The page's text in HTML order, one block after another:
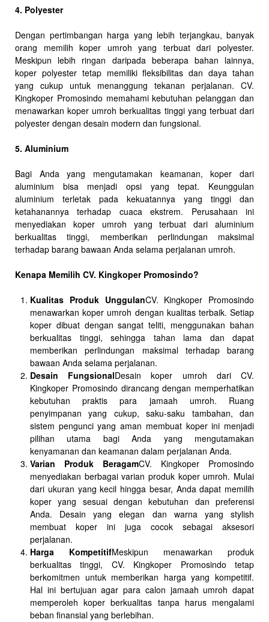
4. Polyester
Dengan pertimbangan harga yang lebih terjangkau, banyak
orang memilih koper umroh yang terbuat dari polyester.
Meskipun lebih ringan daripada beberapa bahan lainnya,
koper polyester tetap memiliki fleksibilitas dan daya tahan
yang cukup untuk menanggung tekanan perjalanan. CV.
Kingkoper Promosindo memahami kebutuhan pelanggan dan
menawarkan koper umroh berkualitas tinggi yang terbuat dari
polyester dengan desain modern dan fungsional.
5. Aluminium
Bagi Anda yang mengutamakan keamanan, koper dari
aluminium bisa menjadi opsi yang tepat. Keunggulan
aluminium terletak pada kekuatannya yang tinggi dan
ketahanannya terhadap cuaca ekstrem. Perusahaan ini
menyediakan koper umroh yang terbuat dari aluminium
berkualitas tinggi, memberikan perlindungan maksimal
terhadap barang bawaan Anda selama perjalanan umroh.
Kenapa Memilih CV. Kingkoper Promosindo?
Kualitas Produk UnggulanCV. Kingkoper Promosindo
menawarkan koper umroh dengan kualitas terbaik. Setiap
koper dibuat dengan sangat teliti, menggunakan bahan
berkualitas tinggi, sehingga tahan lama dan dapat
memberikan perlindungan maksimal terhadap barang
bawaan Anda selama perjalanan.
Desain FungsionalDesain koper umroh dari CV.
Kingkoper Promosindo dirancang dengan memperhatikan
kebutuhan praktis para jamaah umroh. Ruang
penyimpanan yang cukup, saku-saku tambahan, dan
sistem pengunci yang aman membuat koper ini menjadi
pilihan utama bagi Anda yang mengutamakan
kenyamanan dan keamanan dalam perjalanan Anda.
Varian Produk BeragamCV. Kingkoper Promosindo
menyediakan berbagai varian produk koper umroh. Mulai
dari ukuran yang kecil hingga besar, Anda dapat memilih
koper yang sesuai dengan kebutuhan dan preferensi
Anda. Desain yang elegan dan warna yang stylish
membuat koper ini juga cocok sebagai aksesori
perjalanan.
Harga KompetitifMeskipun menawarkan produk
berkualitas tinggi, CV. Kingkoper Promosindo tetap
berkomitmen untuk memberikan harga yang kompetitif.
Hal ini bertujuan agar para calon jamaah umroh dapat
memperoleh koper berkualitas tanpa harus mengalami
beban finansial yang berlebihan.